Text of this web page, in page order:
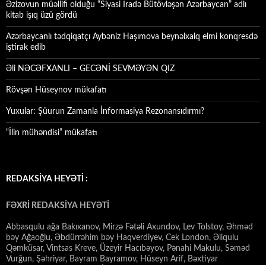
Əzizovun müəllifi olduğu “Siyasi İradə Bütövləşən Azərbaycan” adlı
kitab işıq üzü gördü
Azərbaycanlı tədqiqatçı Aybəniz Haşımova beynəlxalq elmi konqresdə
iştirak edib
Əli NƏCƏFXANLI – GECƏNİ SEVMƏYƏN QIZ
Rövşən Hüseynov mükafatı
Yuxular: Şüurun Zamanla İnformasiya Rezonansıdırmı?
“İlin mühəndisi” mükafatı
REDAKSİYA HEYƏTİ :
FƏXRİ REDAKSİYA HEYƏTİ
Abbasqulu ağa Bakıxanov, Mirzə Fətəli Axundov, Lev Tolstoy, Əhməd
bəy Ağaoğlu, Əbdürrəhim bəy Haqverdiyev, Cek London, Əliqulu
Qəmküsar, Vintsas Kreve, Üzeyir Hacıbəyov, Pənahi Makulu, Səməd
Vurğun, Şəhriyar, Bayram Bayramov, Hüseyn Arif, Bəxtiyar